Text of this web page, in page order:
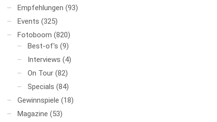
Empfehlungen (93)
Events (325)
Fotoboom (820)
Best-of's (9)
Interviews (4)
On Tour (82)
Specials (84)
Gewinnspiele (18)
Magazine (53)